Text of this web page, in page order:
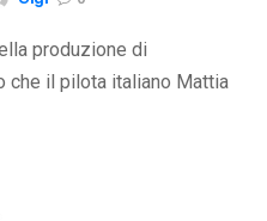
produzione di
che il pilota italiano Mattia